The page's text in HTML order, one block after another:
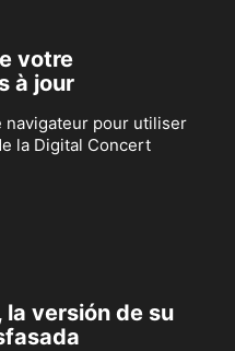
votre
à jour
navigateur pour utiliser
la Digital Concert
versión de su